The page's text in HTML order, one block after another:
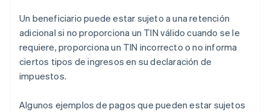
Un beneficiario puede estar sujeto a una retención
adicional si no proporciona un TIN válido cuando se le
requiere, proporciona un TIN incorrecto o no informa
ciertos tipos de ingresos en su declaración de
impuestos.
Algunos ejemplos de pagos que pueden estar sujetos